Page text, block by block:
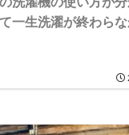
一生洗濯が終わら